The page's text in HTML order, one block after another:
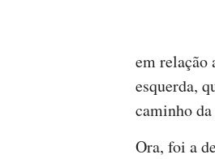
em relação
esquerda,
caminho
Ora, foi a